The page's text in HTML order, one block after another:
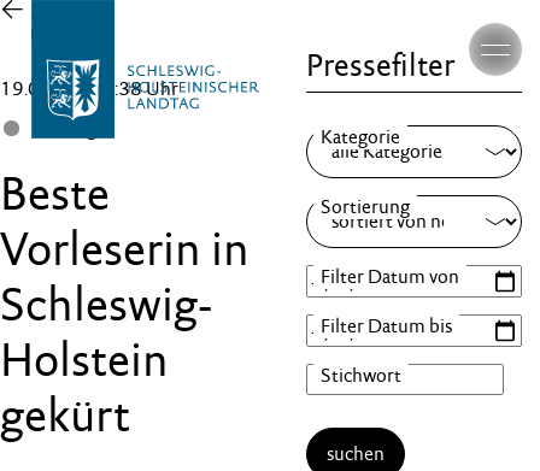
Zur
Übersicht
19.05.26 , 16:38 Uhr
Beste
Vorleserin in
Schleswig-
Holstein
gekürt
Pressefilter
suchen